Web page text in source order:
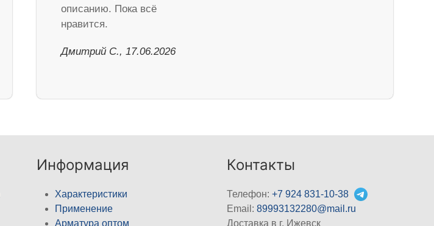
описанию. Пока всё
нравится.
Дмитрий С., 17.06.2026
Информация
Характеристики
Применение
Арматура оптом
Контакты
Телефон:+7 924 831-10-38
Email:89993132280@mail.ru
Доставка в г. Ижевск